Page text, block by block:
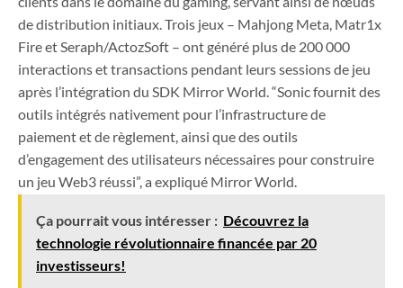
de distribution initiaux. Trois jeux – Mahjong Meta, Matr1x
Fire et Seraph/ActozSoft – ont généré plus de 200 000
interactions et transactions pendant leurs sessions de jeu
après l’intégration du SDK Mirror World. “Sonic fournit des
outils intégrés nativement pour l’infrastructure de
paiement et de règlement, ainsi que des outils
d’engagement des utilisateurs nécessaires pour construire
un jeu Web3 réussi”, a expliqué Mirror World.
Ça pourrait vous intéresser : Découvrez la
technologie révolutionnaire financée par 20
investisseurs!